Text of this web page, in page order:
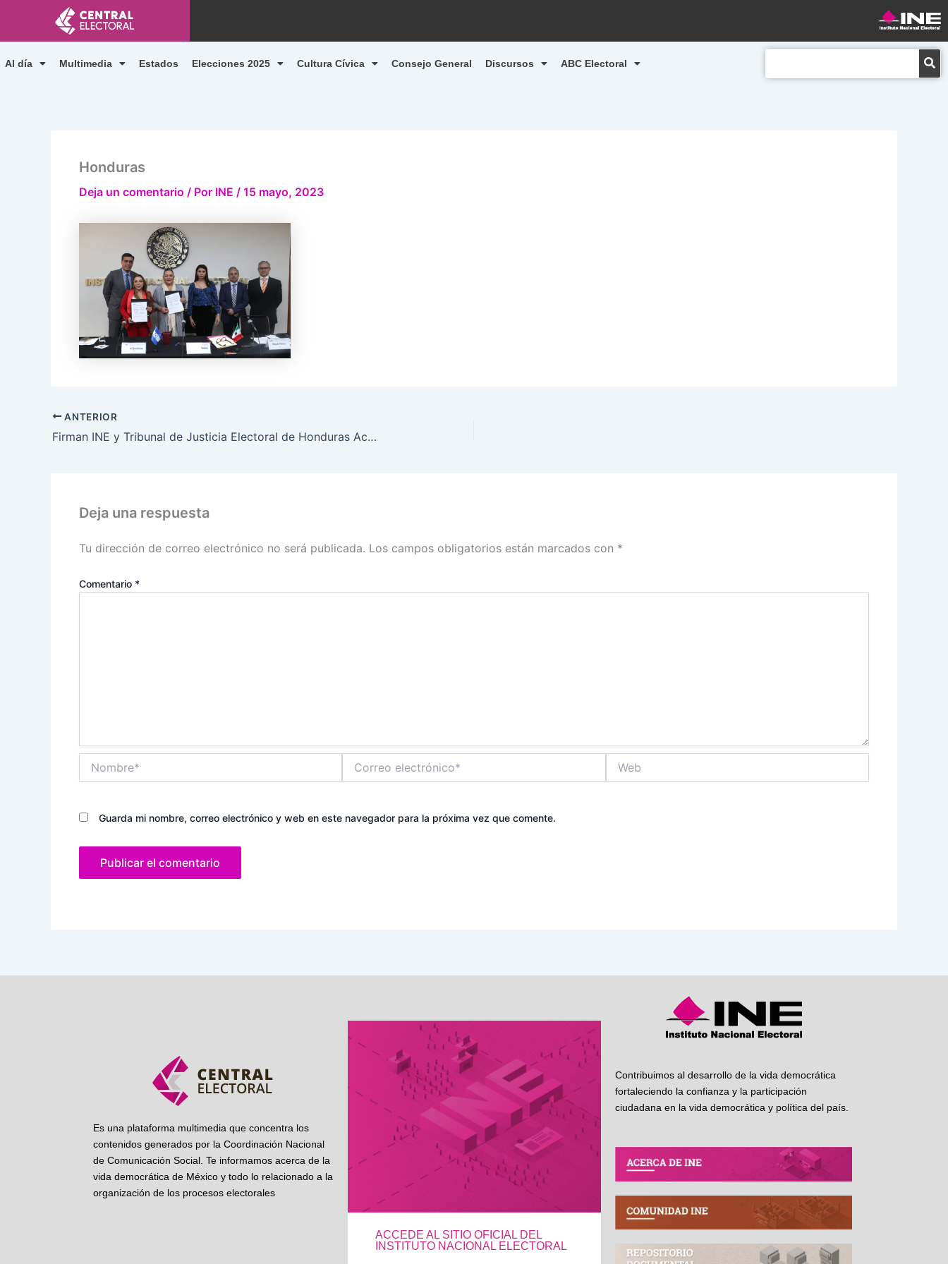
contenido
Al día Multimedia Estados Elecciones 2025 Cultura Cívica Consejo General Discursos ABC Electoral
Honduras
Deja un comentario / Por INE / 15 mayo, 2023
ANTERIOR
Firman INE y Tribunal de Justicia Electoral de Honduras Acuerdo de Cooperación Técnica
Deja una respuesta
Tu dirección de correo electrónico no será publicada. Los campos obligatorios están marcados con *
Comentario *
electrónico*
Guarda mi nombre, correo electrónico y web en este navegador para la próxima vez que comente.
Es una plataforma multimedia que concentra los
contenidos generados por la Coordinación Nacional
de Comunicación Social. Te informamos acerca de la
vida democrática de México y todo lo relacionado a la
organización de los procesos electorales
ACCEDE AL SITIO OFICIAL DEL
INSTITUTO NACIONAL ELECTORAL
Contribuimos al desarrollo de la vida democrática
fortaleciendo la confianza y la participación
ciudadana en la vida democrática y política del país.